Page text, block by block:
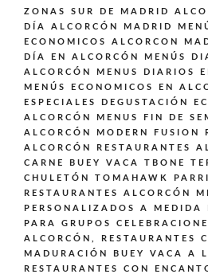
ZONAS SUR DE MADRID
DÍA ALCORCÓN MADRID
ECONOMICOS ALCORCON
DÍA EN ALCORCÓN
MENÚS
ALCORCÓN
MENUS DIARIOS
MENÚS ECONOMICOS EN
ESPECIALES DEGUSTACIÓN
ALCORCÓN
MENUS FIN DE
ALCORCÓN
MODERN FUSION
ALCORCÓN
RESTAURANTES
CARNE BUEY VACA TBONE
CHULETÓN TOMAHAWK
RESTAURANTES ALCORCÓN
PERSONALIZADOS A MEDIDA
PARA GRUPOS
ALCORCÓN,
RESTAURANTES
MADURACIÓN BUEY VACA A
RESTAURANTES CON